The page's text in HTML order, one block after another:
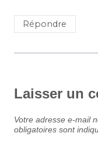
Répondre
Laisser un
Votre adresse e-mail
obligatoires sont